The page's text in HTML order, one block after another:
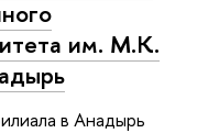
им. М.К.
в Анадырь